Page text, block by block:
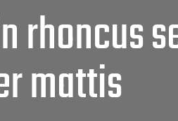
rhoncus
mattis